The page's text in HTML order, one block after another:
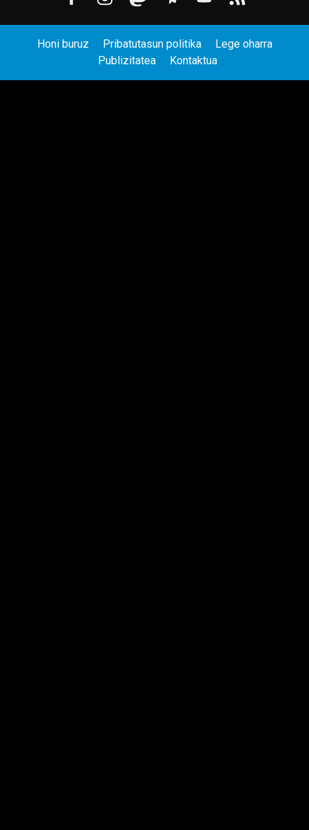
Honi buruz Pribatutasun politika
Lege oharra
Publizitatea
Kontaktua